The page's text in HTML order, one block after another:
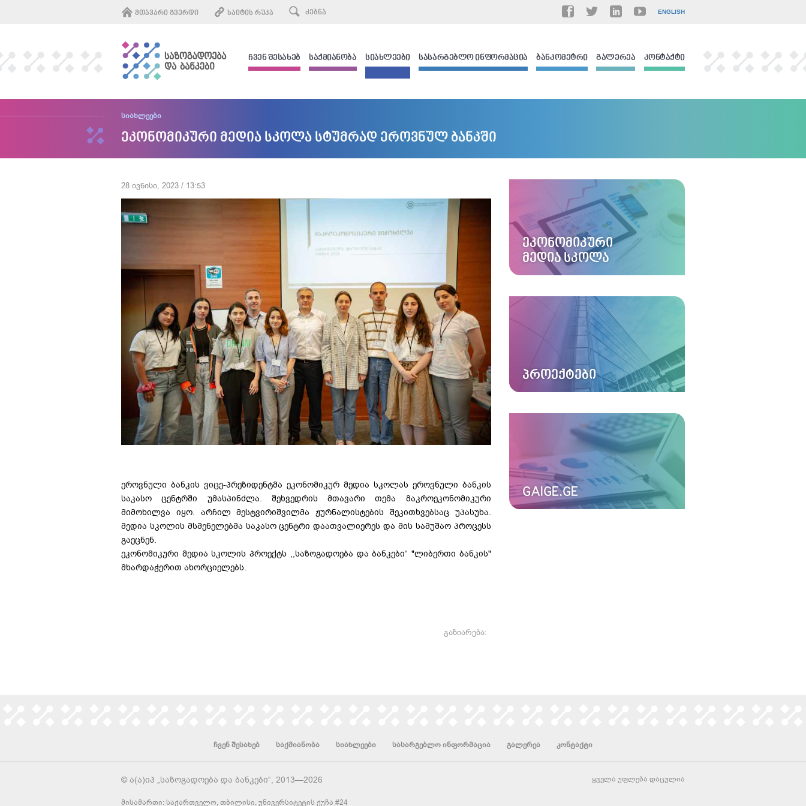
ᲛᲗᲐᲕᲐᲠᲘ ᲒᲕᲔᲠᲓᲘ ᲡᲐᲘᲢᲘᲡ ᲠᲣᲙᲐ ENGLISH
ᲩᲕᲔᲜ ᲨᲔᲡᲐᲮᲔᲑ ᲡᲐᲥᲛᲘᲐᲜᲝᲑᲐ ᲡᲘᲐᲮᲚᲔᲔᲑᲘ ᲡᲐᲡᲐᲠᲒᲔᲑᲚᲝ ᲘᲜᲤᲝᲠᲛᲐᲪᲘᲐ ᲑᲐᲜᲙᲝᲛᲔᲢᲠᲘ ᲒᲐᲚᲔᲠᲔᲐ ᲙᲝᲜᲢᲐᲥᲢᲘ
სიახლეები
ეკონომიკური მედია სკოლა სტუმრად ეროვნულ ბანკში
28 ივნისი, 2023 / 13:53
ეროვნული ბანკის ვიცე-პრეზიდენტმა ეკონომიკურ მედია სკოლას ეროვნული ბანკის
საკასო ცენტრში უმასპინძლა. შეხვედრის მთავარი თემა მაკროეკონომიკური
მიმოხილვა იყო. არჩილ მესტვირიშვილმა ჟურნალისტების შეკითხვებსაც უპასუხა.
მედია სკოლის მსმენელებმა საკასო ცენტრი დაათვალიერეს და მის სამუშაო პროცესს
გაეცნენ.
ეკონომიკური მედია სკოლის პროექტს ,,საზოგადოება და ბანკები“ "ლიბერთი ბანკის"
მხარდაჭერით ახორციელებს.
გაზიარება:
ᲔᲙᲝᲜᲝᲛᲘᲙᲣᲠᲘ
ᲛᲔᲓᲘᲐ ᲡᲙᲝᲚᲐ
ᲞᲠᲝᲔᲥᲢᲔᲑᲘ
GAIGE.GE
ჩვენ შესახებ საქმიანობა სიახლეები სასარგებლო ინფორმაცია გალერეა კონტაქტი
© ა(ა)იპ „საზოგადოება და ბანკები“, 2013—2026
მისამართი: საქართველო, თბილისი, უნივერსიტეტის ქუჩა #24
ყველა უფლება დაცულია